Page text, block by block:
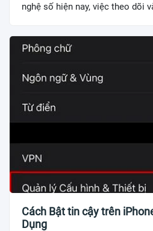
nghệ số hiện nay, việc theo dõi
Cách Bật tin cậy trên
Dụng